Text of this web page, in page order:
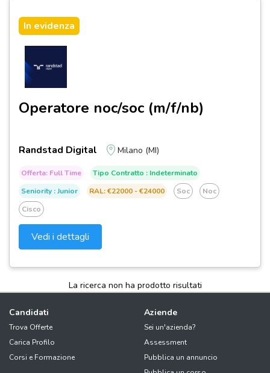
In evidenza
Operatore noc/soc (m/f/nb)
Randstad Digital Milano (MI)
Offerta: Full Time
Tipo Contratto : Indeterminato
Seniority : Junior
RAL: €22000 - €24000 Soc
Noc
Cisco
Vedi i dettagli
La ricerca non ha prodotto risultati
Candidati
Trova Offerte
Carica Profilo
Corsi e Formazione
Aziende
Sei un'azienda?
Assessment
Pubblica un annuncio